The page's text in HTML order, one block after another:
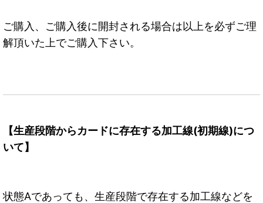
ご購入、ご購入後に開封される場合は以上を必ずご理
解頂いた上でご購入下さい。
【生産段階からカードに存在する加工線(初期線)につ
いて】
状態Aであっても、生産段階で存在する加工線などを